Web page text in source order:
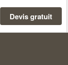
Devis gratuit